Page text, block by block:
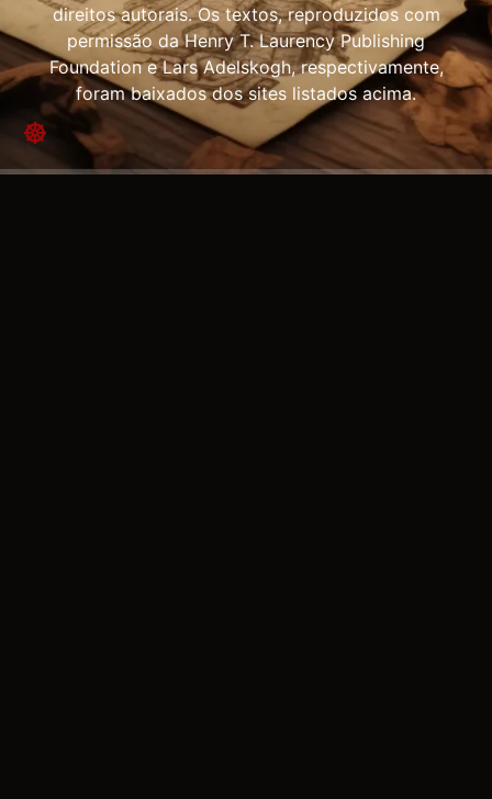
direitos autorais. Os textos, reproduzidos com
permissão da Henry T. Laurency Publishing
Foundation e Lars Adelskogh, respectivamente,
foram baixados dos sites listados acima.